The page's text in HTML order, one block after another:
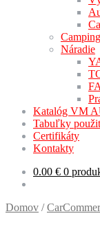
Náradie
Katalóg VM
Tabuľky
Certifikáty
Kontakty
0.00 € 0
Domov /